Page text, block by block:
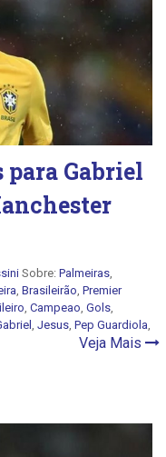
Gabriel
Sobre: Palmeiras,
, Brasileirão, Premier
, Campeao, Gols,
, Jesus, Pep Guardiola,
Veja Mais